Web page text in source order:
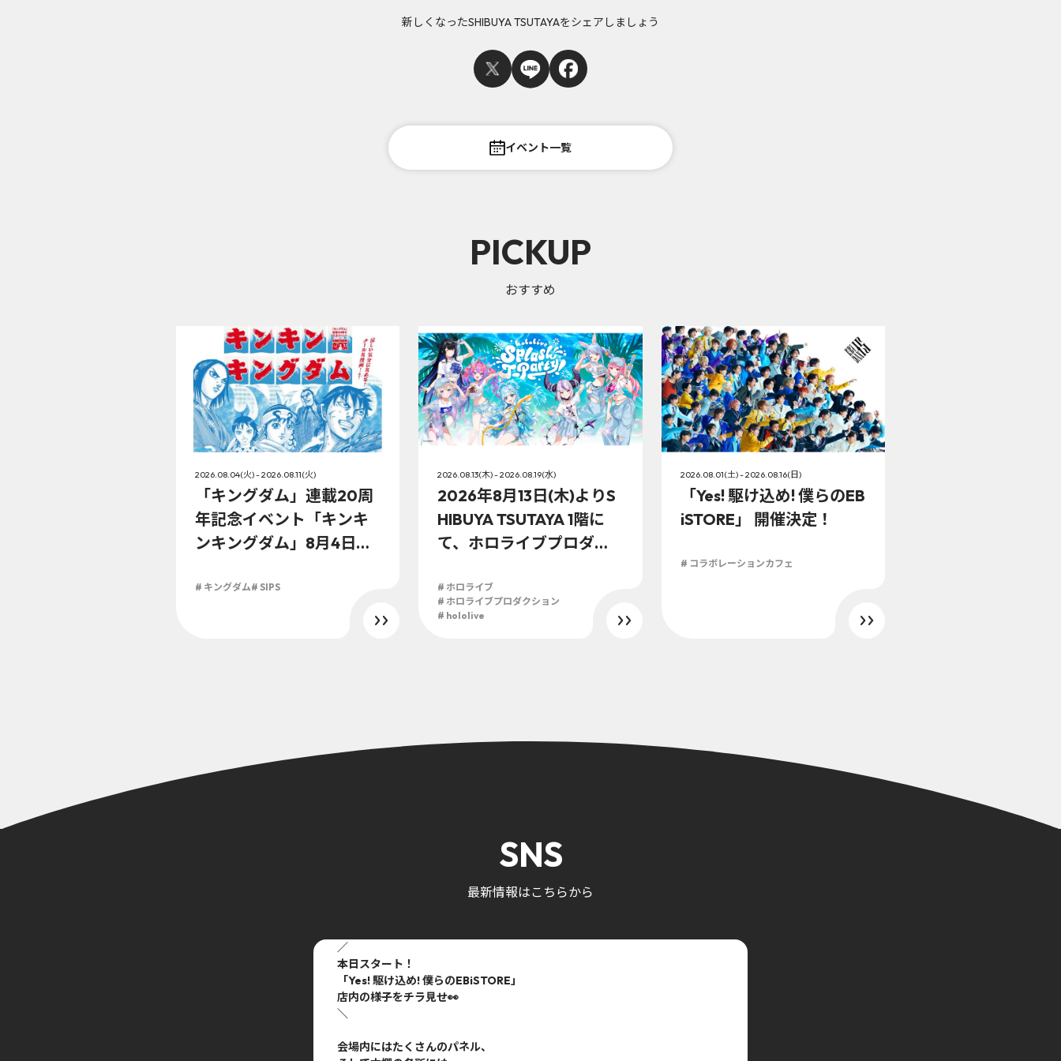
新しくなったSHIBUYA TSUTAYAをシェアしましょう
イベント一覧
PICKUP
おすすめ
2026.08.04(火) - 2026.08.11(火)
「キングダム」連載20周
年記念イベント「キンキ
ンキングダム」8月4日
# キングダム# SIPS
2026.08.13(木) - 2026.08.19(水)
2026年8月13日(木)よりS
HIBUYA TSUTAYA 1階に
て、ホロライブプロダク
ャツ展示イベントを開
催！
# ホロライブ
# ホロライブプロダクション
# hololive
2026.08.01(土) - 2026.08.16(日)
「Yes! 駆け込め! 僕らのEB
iSTORE」 開催決定！
# コラボレーションカフェ
SNS
最新情報はこちらから
／
本日スタート！
「Yes! 駆け込め! 僕らのEBiSTORE」
店内の様子をチラ見せ👀
＼
会場内にはたくさんのパネル、